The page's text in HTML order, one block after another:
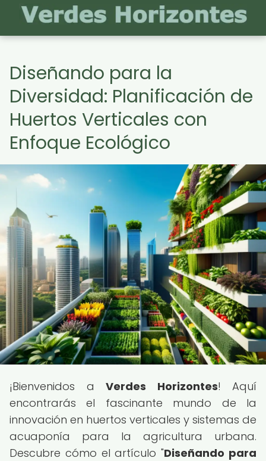
Diseñando para la
Diversidad: Planificación de
Huertos Verticales con
Enfoque Ecológico
¡Bienvenidos a Verdes Horizontes! Aquí
encontrarás el fascinante mundo de la
innovación en huertos verticales y sistemas de
acuaponía para la agricultura urbana.
Descubre cómo el artículo "Diseñando para